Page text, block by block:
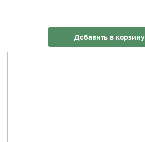
Добавить в корзину